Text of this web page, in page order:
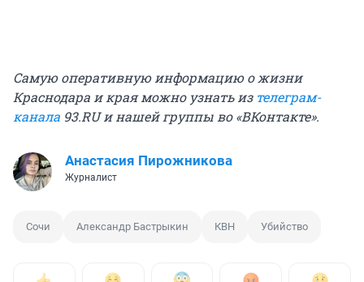
Самую оперативную информацию о жизни
Краснодара и края можно узнать из телеграм-
канала 93.RU и нашей группы во «ВКонтакте».
Анастасия Пирожникова
Журналист
Сочи Александр Бастрыкин КВН Убийство